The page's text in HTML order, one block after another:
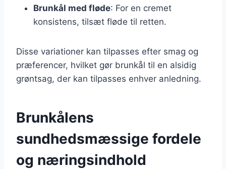
Brunkål med fløde: For en cremet
konsistens, tilsæt fløde til retten.
Disse variationer kan tilpasses efter smag og
præferencer, hvilket gør brunkål til en alsidig
grøntsag, der kan tilpasses enhver anledning.
Brunkålens
sundhedsmæssige fordele
og næringsindhold